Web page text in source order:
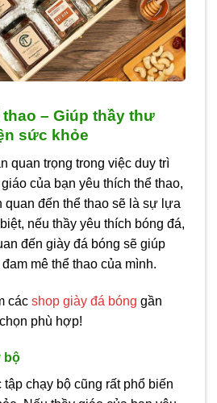
thao – Giúp thầy thư
sức khỏe
quan trọng trong việc duy trì
của bạn yêu thích thể thao,
quan đến thể thao sẽ là sự lựa
nếu thầy yêu thích bóng đá,
đến giày đá bóng sẽ giúp
mê thể thao của mình.
các shop giày đá bóng gần
phù hợp!
bộ
chạy bộ cũng rất phổ biến